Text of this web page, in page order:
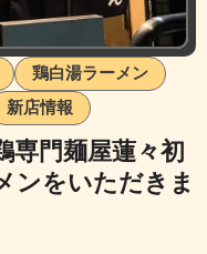
鶏白湯ラーメン
新店情報
専門麺屋蓮々初
ンをいただきま